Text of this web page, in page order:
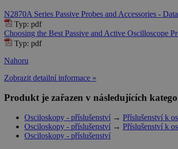
N2870A Series Passive Probes and Accessories -
Typ: pdf
Choosing the Best Passive and Active Oscilloscope
Typ: pdf
Nahoru
Zobrazit detailní informace »
Produkt je zařazen v následujících
Osciloskopy - příslušenství → Příslušenství k
Osciloskopy - příslušenství → Příslušenství k
Osciloskopy - příslušenství